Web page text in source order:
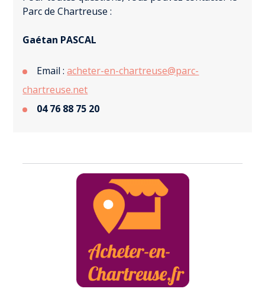
Parc de Chartreuse :
Gaétan PASCAL
Email :acheter-en-chartreuse@parc-
chartreuse.net
04 76 88 75 20